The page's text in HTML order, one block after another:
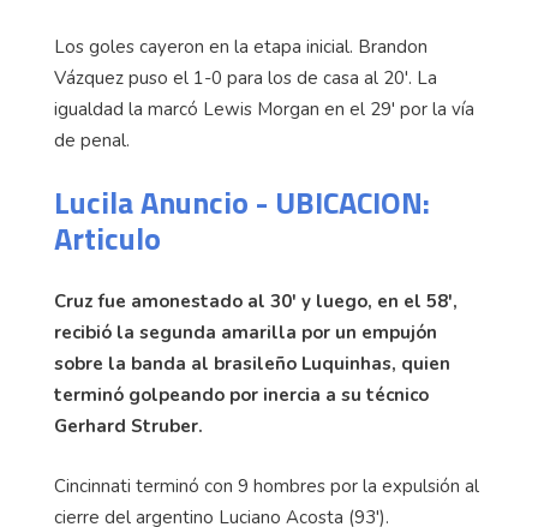
Los goles cayeron en la etapa inicial. Brandon
Vázquez puso el 1-0 para los de casa al 20'. La
igualdad la marcó Lewis Morgan en el 29' por la vía
de penal.
Lucila Anuncio - UBICACION:
Articulo
Cruz fue amonestado al 30' y luego, en el 58',
recibió la segunda amarilla por un empujón
sobre la banda al brasileño Luquinhas, quien
terminó golpeando por inercia a su técnico
Gerhard Struber.
Cincinnati terminó con 9 hombres por la expulsión al
cierre del argentino Luciano Acosta (93').